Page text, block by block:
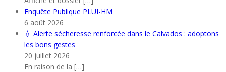
Enquête Publique PLUI-HM
6 août 2026
💧 Alerte sécheresse renforcée dans le Calvados : adoptons
les bons gestes
20 juillet 2026
En raison de la […]